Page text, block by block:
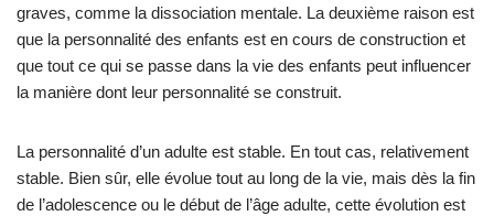
graves, comme la dissociation mentale. La deuxième raison est
que la personnalité des enfants est en cours de construction et
que tout ce qui se passe dans la vie des enfants peut influencer
la manière dont leur personnalité se construit.
La personnalité d’un adulte est stable. En tout cas, relativement
stable. Bien sûr, elle évolue tout au long de la vie, mais dès la fin
de l’adolescence ou le début de l’âge adulte, cette évolution est